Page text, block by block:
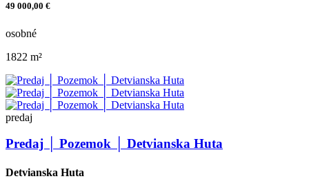
49 000,00 €
osobné
1822 m²
predaj
Predaj │ Pozemok │ Detvianska Huta
Detvianska Huta